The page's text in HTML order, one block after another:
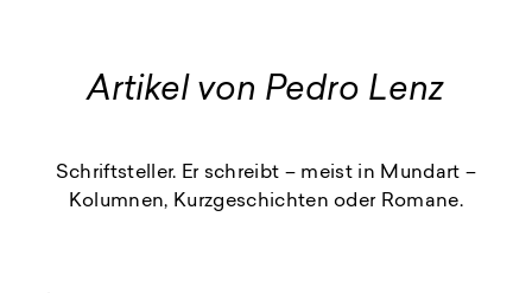
Artikel von Pedro Lenz
Schriftsteller. Er schreibt – meist in Mundart –
Kolumnen, Kurz­geschichten oder Romane.